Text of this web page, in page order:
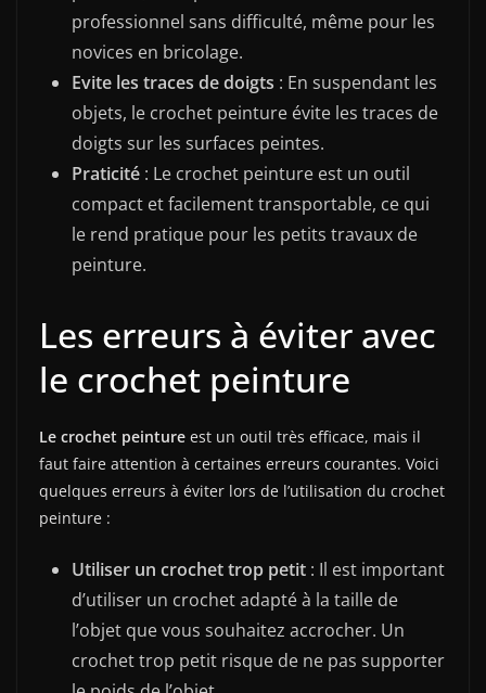
professionnel sans difficulté, même pour les
novices en bricolage.
Evite les traces de doigts : En suspendant les
objets, le crochet peinture évite les traces de
doigts sur les surfaces peintes.
Praticité : Le crochet peinture est un outil
compact et facilement transportable, ce qui
le rend pratique pour les petits travaux de
peinture.
Les erreurs à éviter avec
le crochet peinture
Le crochet peinture est un outil très efficace, mais il
faut faire attention à certaines erreurs courantes. Voici
quelques erreurs à éviter lors de l’utilisation du crochet
peinture :
Utiliser un crochet trop petit : Il est important
d’utiliser un crochet adapté à la taille de
l’objet que vous souhaitez accrocher. Un
crochet trop petit risque de ne pas supporter